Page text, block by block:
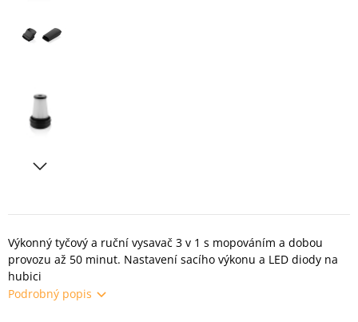
Výkonný tyčový a ruční vysavač 3 v 1 s mopováním a dobou
provozu až 50 minut. Nastavení sacího výkonu a LED diody na
hubici
Podrobný popis